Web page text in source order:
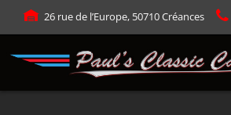
26 rue de l’Europe, 50710 Créances
Panneau de gestion des cookies